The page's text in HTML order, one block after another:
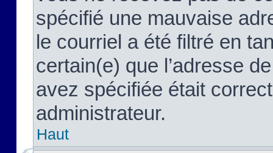
spécifié une mauvaise
le courriel a été filtré en
certain(e) que l’adresse
avez spécifiée était
administrateur.
Haut